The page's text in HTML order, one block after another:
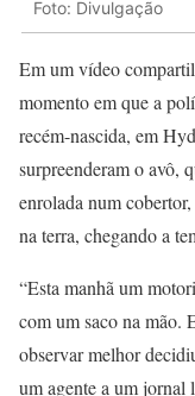
Foto: Divulgação
Em um vídeo
momento em que a
recém-nascida, em
surpreenderam o avô,
enrolada num
na terra, chegando a
“Esta manhã um
com um saco na mão.
observar melhor
um agente a um jornal